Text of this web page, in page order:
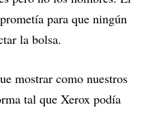
para que ningún
la bolsa.
mostrar como nuestros
tal que Xerox podía